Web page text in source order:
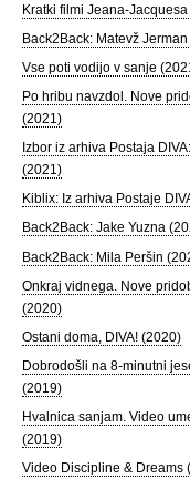
Kratki filmi Jeana-
Back2Back: Matevž
Vse poti vodijo v sanje
Po hribu navzdol. Nove
(2021)
Izbor iz arhiva Postaja
(2021)
Kiblix: Iz arhiva Postaje
Back2Back: Jake Yuzna
Back2Back: Mila Peršin
Onkraj vidnega. Nove
(2020)
Ostani doma, DIVA! (2020)
Dobrodošli na 8-minutni
(2019)
Hvalnica sanjam. Video
(2019)
Video Discipline & Dreams